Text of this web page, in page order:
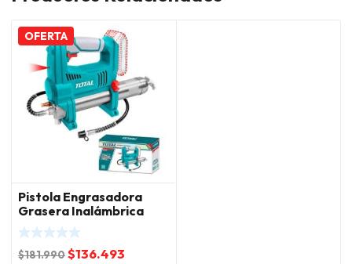
OFERTA
Pistola Engrasadora
Grasera Inalámbrica
10000psi 20V Total
$181.990El
$136.493